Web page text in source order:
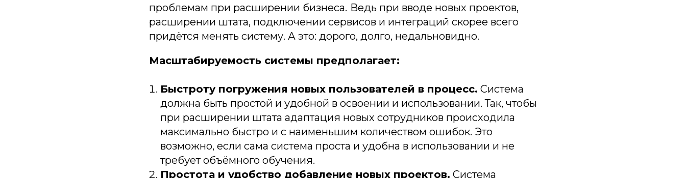
проблемам при расширении бизнеса. Ведь при вводе новых проектов,
расширении штата, подключении сервисов и интеграций скорее всего
придётся менять систему. А это: дорого, долго, недальновидно.
Масштабируемость системы предполагает:
Быстроту погружения новых пользователей в процесс. Система
должна быть простой и удобной в освоении и использовании. Так, чтобы
при расширении штата адаптация новых сотрудников происходила
максимально быстро и с наименьшим количеством ошибок. Это
возможно, если сама система проста и удобна в использовании и не
требует объёмного обучения.
Простота и удобство добавление новых проектов. Система